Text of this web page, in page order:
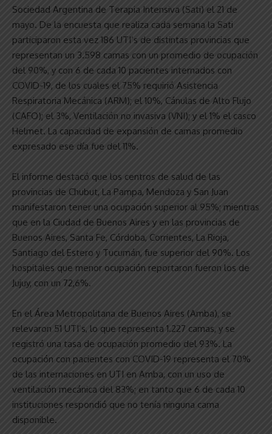
Sociedad Argentina de Terapia Intensiva (Sati) el 21 de
mayo. De la encuesta que realiza cada semana la Sati
participaron esta vez 186 UTI’s de distintas provincias que
representan un 3.598 camas con un promedio de ocupación
del 90%, y con 6 de cada 10 pacientes internados con
COVID-19, de los cuales el 75% requirió Asistencia
Respiratoria Mecánica (ARM); el 10%, Cánulas de Alto Flujo
(CAFO); el 3%, Ventilación no invasiva (VNI); y el 1% el casco
Helmet. La capacidad de expansión de camas promedio
expresado ese día fue del 11%.
El informe destacó que los centros de salud de las
provincias de Chubut, La Pampa, Mendoza y San Juan
manifestaron tener una ocupación superior al 95%; mientras
que en la Ciudad de Buenos Aires y en las provincias de
Buenos Aires, Santa Fe, Córdoba, Corrientes, La Rioja,
Santiago del Estero y Tucumán, fue superior del 90%. Los
hospitales que menor ocupación reportaron fueron los de
Jujuy, con un 72,6%.
En el Área Metropolitana de Buenos Aires (Amba), se
relevaron 51 UTI’s, lo que representa 1.227 camas, y se
registró una tasa de ocupación promedio del 93%. La
ocupación con pacientes con COVID-19 representa el 70%
de las internaciones en UTI en Amba, con un uso de
ventilación mecánica del 83%; en tanto que 6 de cada 10
instituciones respondió que no tenía ninguna cama
disponible.